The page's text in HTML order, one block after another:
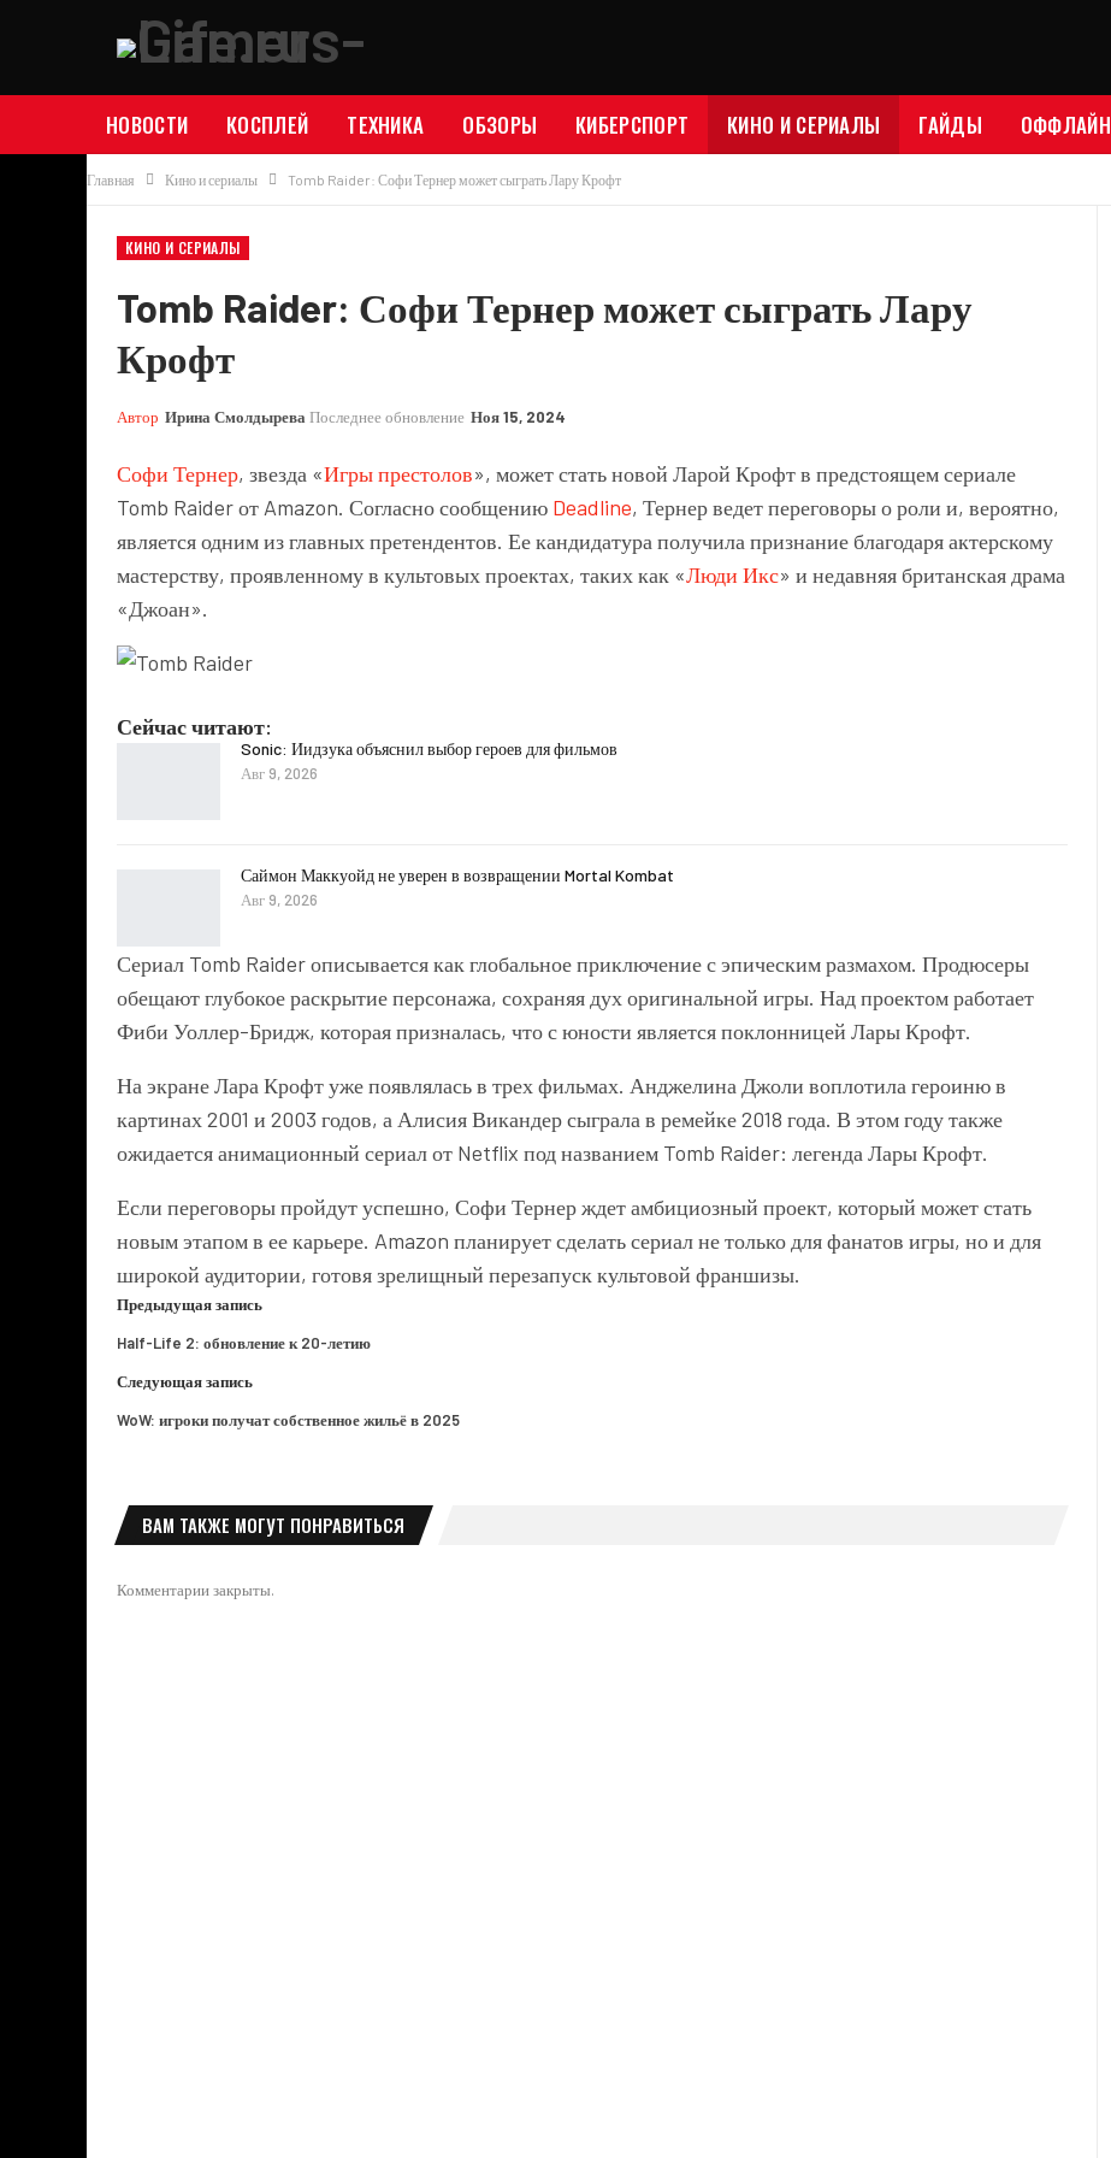
НОВОСТИ КОСПЛЕЙ ТЕХНИКА ОБЗОРЫ КИБЕРСПОРТ КИНО И СЕРИАЛЫ ГАЙДЫ ОФФЛАЙН
Главная Кино и сериалы Tomb Raider: Софи Тернер может сыграть Лару Крофт
КИНО И СЕРИАЛЫ
Tomb Raider: Софи Тернер может сыграть Лару
Крофт
Автор Ирина СмолдыреваПоследнее обновление Ноя 15, 2024
Софи Тернер, звезда «Игры престолов», может стать новой Ларой Крофт в предстоящем сериале
Tomb Raider от Amazon. Согласно сообщению Deadline, Тернер ведет переговоры о роли и, вероятно,
является одним из главных претендентов. Ее кандидатура получила признание благодаря актерскому
мастерству, проявленному в культовых проектах, таких как «Люди Икс» и недавняя британская драма
«Джоан».
Сейчас читают:
Sonic: Иидзука объяснил выбор героев для фильмов
Авг 9, 2026
Саймон Маккуойд не уверен в возвращении Mortal Kombat
Авг 9, 2026
Сериал Tomb Raider описывается как глобальное приключение с эпическим размахом. Продюсеры
обещают глубокое раскрытие персонажа, сохраняя дух оригинальной игры. Над проектом работает
Фиби Уоллер-Бридж, которая призналась, что с юности является поклонницей Лары Крофт.
На экране Лара Крофт уже появлялась в трех фильмах. Анджелина Джоли воплотила героиню в
картинах 2001 и 2003 годов, а Алисия Викандер сыграла в ремейке 2018 года. В этом году также
ожидается анимационный сериал от Netflix под названием Tomb Raider: легенда Лары Крофт.
Если переговоры пройдут успешно, Софи Тернер ждет амбициозный проект, который может стать
новым этапом в ее карьере. Amazon планирует сделать сериал не только для фанатов игры, но и для
широкой аудитории, готовя зрелищный перезапуск культовой франшизы.
Предыдущая запись
Half-Life 2: обновление к 20-летию
Следующая запись
WoW: игроки получат собственное жильё в 2025
ВАМ ТАКЖЕ МОГУТ ПОНРАВИТЬСЯ
Комментарии закрыты.